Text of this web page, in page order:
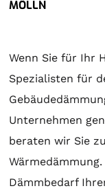
MÖLLN
Wenn Sie für Ihr
Spezialisten für
Unternehmen
beraten wir Sie
Dämmbedarf